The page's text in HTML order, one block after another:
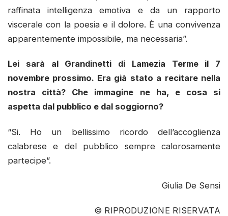
raffinata intelligenza emotiva e da un rapporto
viscerale con la poesia e il dolore. È una convivenza
apparentemente impossibile, ma necessaria”.
Lei sarà al Grandinetti di Lamezia Terme il 7
novembre prossimo. Era già stato a recitare nella
nostra città? Che immagine ne ha, e cosa si
aspetta dal pubblico e dal soggiorno?
“Si. Ho un bellissimo ricordo dell’accoglienza
calabrese e del pubblico sempre calorosamente
partecipe”.
Giulia De Sensi
© RIPRODUZIONE RISERVATA